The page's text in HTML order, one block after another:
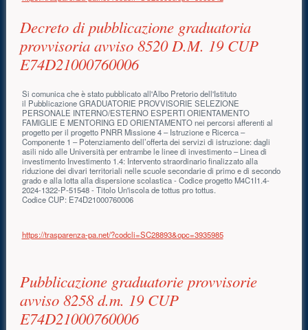
Decreto di pubblicazione graduatoria
provvisoria avviso 8520 D.M. 19 CUP
E74D21000760006
Si comunica che è stato pubblicato all'Albo Pretorio dell'Istituto
il Pubblicazione GRADUATORIE PROVVISORIE SELEZIONE
PERSONALE INTERNO/ESTERNO ESPERTI ORIENTAMENTO
FAMIGLIE E MENTORING ED ORIENTAMENTO nei percorsi afferenti al
progetto per il progetto PNRR Missione 4 – Istruzione e Ricerca –
Componente 1 – Potenziamento dell’offerta dei servizi di istruzione: dagli
asili nido alle Università per entrambe le linee di investimento – Linea di
investimento Investimento 1.4: Intervento straordinario finalizzato alla
riduzione dei divari territoriali nelle scuole secondarie di primo e di secondo
grado e alla lotta alla dispersione scolastica - Codice progetto M4C1I1.4-
2024-1322-P-51548 - Titolo Un'iscola de tottus pro tottus.
Codice CUP: E74D21000760006
https://trasparenza-pa.net/?codcli=SC28893&opc=3935985
Pubblicazione graduatorie provvisorie
avviso 8258 d.m. 19 CUP
E74D21000760006